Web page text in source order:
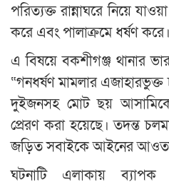
পরিত্যক্ত রান্নাঘরে নিয়ে
করে এবং পালাক্রমে ধর্ষণ
এ বিষয়ে বকশীগঞ্জ থানার
“গনধর্ষণ মামলার
দুইজনসহ মোট ছয়
প্রেরণ করা হয়েছে। তদন্ত
জড়িত সবাইকে আইনের
ঘটনাটি এলাকায় ব্যাপক